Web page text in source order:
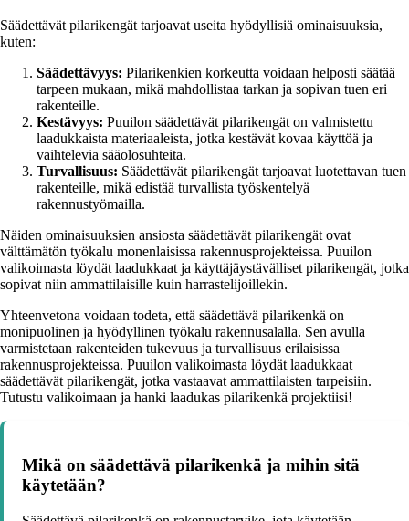
Säädettävät pilarikengät tarjoavat useita hyödyllisiä ominaisuuksia,
kuten:
Säädettävyys: Pilarikenkien korkeutta voidaan helposti säätää
tarpeen mukaan, mikä mahdollistaa tarkan ja sopivan tuen eri
rakenteille.
Kestävyys: Puuilon säädettävät pilarikengät on valmistettu
laadukkaista materiaaleista, jotka kestävät kovaa käyttöä ja
vaihtelevia sääolosuhteita.
Turvallisuus: Säädettävät pilarikengät tarjoavat luotettavan tuen
rakenteille, mikä edistää turvallista työskentelyä
rakennustyömailla.
Näiden ominaisuuksien ansiosta säädettävät pilarikengät ovat
välttämätön työkalu monenlaisissa rakennusprojekteissa. Puuilon
valikoimasta löydät laadukkaat ja käyttäjäystävälliset pilarikengät, jotka
sopivat niin ammattilaisille kuin harrastelijoillekin.
Yhteenvetona voidaan todeta, että säädettävä pilarikenkä on
monipuolinen ja hyödyllinen työkalu rakennusalalla. Sen avulla
varmistetaan rakenteiden tukevuus ja turvallisuus erilaisissa
rakennusprojekteissa. Puuilon valikoimasta löydät laadukkaat
säädettävät pilarikengät, jotka vastaavat ammattilaisten tarpeisiin.
Tutustu valikoimaan ja hanki laadukas pilarikenkä projektiisi!
Mikä on säädettävä pilarikenkä ja mihin sitä
käytetään?